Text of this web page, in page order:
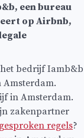
een bureau
op Airbnb,
bedrijf Iamb&b
in Amsterdam.
zakenpartner
regels?